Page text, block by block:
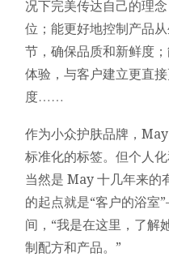
况下完美传达自己的理
位；能更好地控制产品
节，确保品质和新鲜度
体验，与客户建立更直
度……
作为小众护肤品牌，
标准化的标签。但个人
当然是 May 十几年来的
的起点就是“客户的浴
间，“我是在这里，了解
制配方和产品。”